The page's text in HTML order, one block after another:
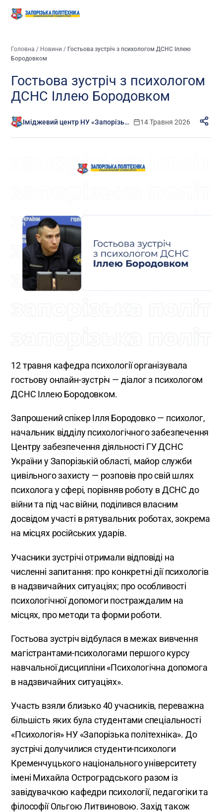
Головна / Новини / Гостьова зустріч з психологом ДСНС Іллею
Бородовком
Гостьова зустріч з психологом
ДСНС Іллею Бородовком
Іміджевий центр НУ «Запорізька політехніка» 14 Травня 2026
12 травня кафедра психології організувала
гостьову онлайн-зустріч — діалог з психологом
ДСНС Іллею Бородовком.
Запрошений спікер Ілля Бородовко — психолог,
начальник відділу психологічного забезпечення
Центру забезпечення діяльності ГУ ДСНС
України у Запорізькій області, майор служби
цивільного захисту — розповів про свій шлях
психолога у сфері, порівняв роботу в ДСНС до
війни та під час війни, поділився власним
досвідом участі в рятувальних роботах, зокрема
на місцях російських ударів.
Учасники зустрічі отримали відповіді на
численні запитання: про конкретні дії психологів
в надзвичайних ситуаціях; про особливості
психологічної допомоги постраждалим на
місцях, про методи та форми роботи.
Гостьова зустріч відбулася в межах вивчення
магістрантами-психологами першого курсу
навчальної дисципліни «Психологічна допомога
в надзвичайних ситуаціях».
Участь взяли близько 40 учасників, переважна
більшість яких була студентами спеціальності
«Психологія» НУ «Запорізька політехніка». До
зустрічі долучилися студенти-психологи
Кременчуцького національного університету
імені Михайла Остроградського разом із
завідувачкою кафедри психології, педагогіки та
філософії Ольгою Литвиновою. Захід також